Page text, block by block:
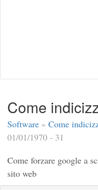
Come
Software » Come
01/01/1970 - 31
Come forzare google a
sito web